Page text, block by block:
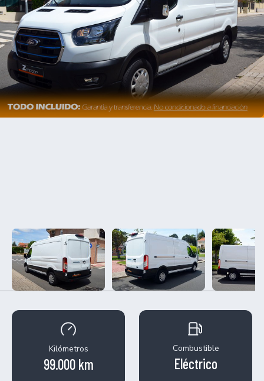
Kilómetros
99.000 km
Combustible
Eléctrico